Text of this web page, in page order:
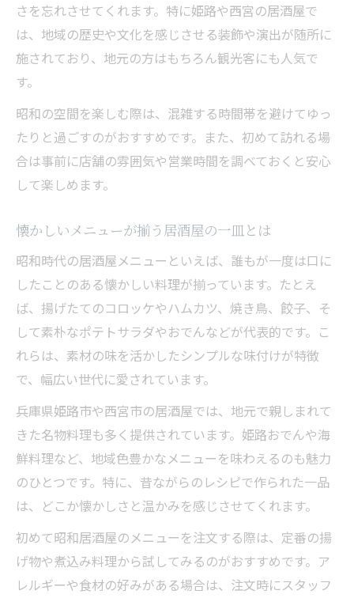
居酒屋で過ごす昔懐かしい夜の過ごし方
昭和風居酒屋の雰囲気を満喫するコツ
友人や家族と楽しむ居酒屋の会話術
昭和居酒屋で再発見する懐かしさの理由
家族で過ごす居酒屋の懐かしい時間に癒やされ
て
懐かしいメニューが家族団らんを彩る理由
昭和レトロな居酒屋空間で癒やされる方法
居酒屋で過ごす家族の思い出づくりの工夫
子どもと一緒にも楽しめる居酒屋の魅力
地域の文化と共に歩む居酒屋で古き良き味を探
す
居酒屋で発見する地域の歴史と伝統の味
昔懐かしいメニューが伝える地域文化とは
昭和の居酒屋が紡ぐ地域コミュニティの絆
居酒屋で味わう地元食材と昔ながらの料理
古き良き居酒屋文化を次世代へ繋ぐ想い
さを忘れさせてくれます。特に姫路や西宮の居酒屋で
は、地域の歴史や文化を感じさせる装飾や演出が随所に
施されており、地元の方はもちろん観光客にも人気で
す。
昭和の空間を楽しむ際は、混雑する時間帯を避けてゆっ
たりと過ごすのがおすすめです。また、初めて訪れる場
合は事前に店舗の雰囲気や営業時間を調べておくと安心
して楽しめます。
懐かしいメニューが揃う居酒屋の一皿とは
昭和時代の居酒屋メニューといえば、誰もが一度は口に
したことのある懐かしい料理が揃っています。たとえ
ば、揚げたてのコロッケやハムカツ、焼き鳥、餃子、そ
して素朴なポテトサラダやおでんなどが代表的です。こ
れらは、素材の味を活かしたシンプルな味付けが特徴
で、幅広い世代に愛されています。
兵庫県姫路市や西宮市の居酒屋では、地元で親しまれて
きた名物料理も多く提供されています。姫路おでんや海
鮮料理など、地域色豊かなメニューを味わえるのも魅力
のひとつです。特に、昔ながらのレシピで作られた一品
は、どこか懐かしさと温かみを感じさせてくれます。
初めて昭和居酒屋のメニューを注文する際は、定番の揚
げ物や煮込み料理から試してみるのがおすすめです。ア
レルギーや食材の好みがある場合は、注文時にスタッフ